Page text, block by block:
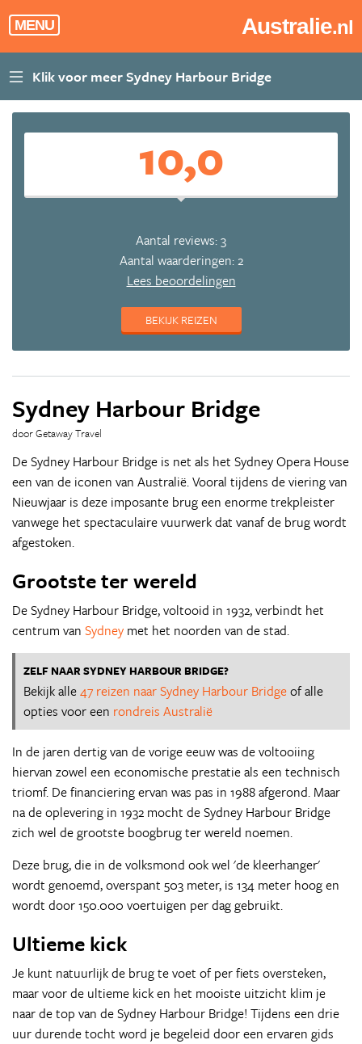
MENU Australie.nl
10,0
Aantal reviews: 3
Aantal waarderingen: 2
Lees beoordelingen
BEKIJK REIZEN
Sydney Harbour Bridge
door Getaway Travel
De Sydney Harbour Bridge is net als het Sydney Opera House
een van de iconen van Australië. Vooral tijdens de viering van
Nieuwjaar is deze imposante brug een enorme trekpleister
vanwege het spectaculaire vuurwerk dat vanaf de brug wordt
afgestoken.
Grootste ter wereld
De Sydney Harbour Bridge, voltooid in 1932, verbindt het
centrum van Sydney met het noorden van de stad.
ZELF NAAR SYDNEY HARBOUR BRIDGE?
Bekijk alle47 reizen naar Sydney Harbour Bridgeof alle
opties voor een rondreis Australië
In de jaren dertig van de vorige eeuw was de voltooiing
hiervan zowel een economische prestatie als een technisch
triomf. De financiering ervan was pas in 1988 afgerond. Maar
na de oplevering in 1932 mocht de Sydney Harbour Bridge
zich wel de grootste boogbrug ter wereld noemen.
Deze brug, die in de volksmond ook wel 'de kleerhanger'
wordt genoemd, overspant 503 meter, is 134 meter hoog en
wordt door 150.000 voertuigen per dag gebruikt.
Ultieme kick
Je kunt natuurlijk de brug te voet of per fiets oversteken,
maar voor de ultieme kick en het mooiste uitzicht klim je
naar de top van de Sydney Harbour Bridge! Tijdens een drie
uur durende tocht word je begeleid door een ervaren gids